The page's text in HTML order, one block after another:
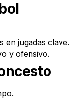
en jugadas clave.
y ofensivo.